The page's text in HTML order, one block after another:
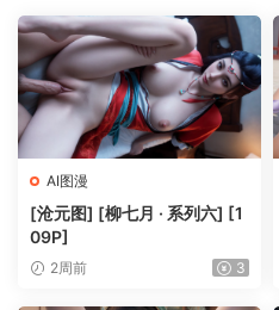
AI图漫
[沧元图] [柳七月 · 系列六] [1
09P]
2周前 3